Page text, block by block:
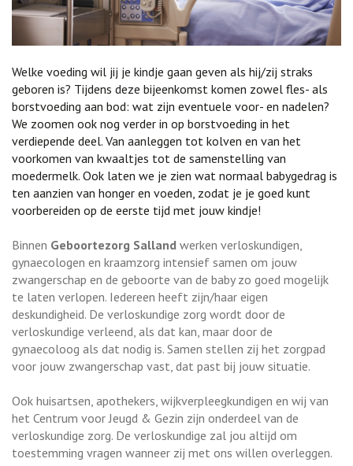
Welke voeding wil jij je kindje gaan geven als hij/zij straks
geboren is? Tijdens deze bijeenkomst komen zowel fles- als
borstvoeding aan bod: wat zijn eventuele voor- en nadelen?
We zoomen ook nog verder in op borstvoeding in het
verdiepende deel. Van aanleggen tot kolven en van het
voorkomen van kwaaltjes tot de samenstelling van
moedermelk. Ook laten we je zien wat normaal babygedrag is
ten aanzien van honger en voeden, zodat je je goed kunt
voorbereiden op de eerste tijd met jouw kindje!
Binnen Geboortezorg Salland werken verloskundigen,
gynaecologen en kraamzorg intensief samen om jouw
zwangerschap en de geboorte van de baby zo goed mogelijk
te laten verlopen. Iedereen heeft zijn/haar eigen
deskundigheid. De verloskundige zorg wordt door de
verloskundige verleend, als dat kan, maar door de
gynaecoloog als dat nodig is. Samen stellen zij het zorgpad
voor jouw zwangerschap vast, dat past bij jouw situatie.
Ook huisartsen, apothekers, wijkverpleegkundigen en wij van
het Centrum voor Jeugd & Gezin zijn onderdeel van de
verloskundige zorg. De verloskundige zal jou altijd om
toestemming vragen wanneer zij met ons willen overleggen.